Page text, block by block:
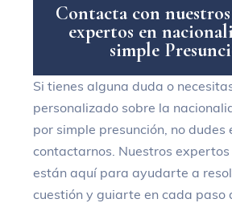
Contacta con nuestros
expertos en nacionali
simple Presunci
Si tienes alguna duda o
personalizado sobre la
por simple presunción, no dudes
contactarnos . Nuestros
están aquí para ayudarte a
cuestión y guiarte en cada paso